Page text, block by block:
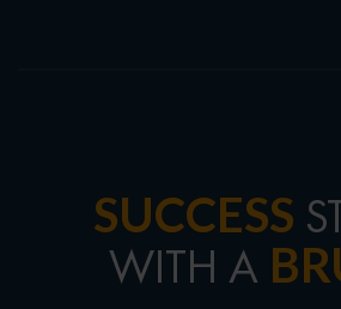
SUCCESS
WITH A